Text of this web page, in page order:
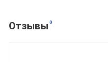
Отзывы 0